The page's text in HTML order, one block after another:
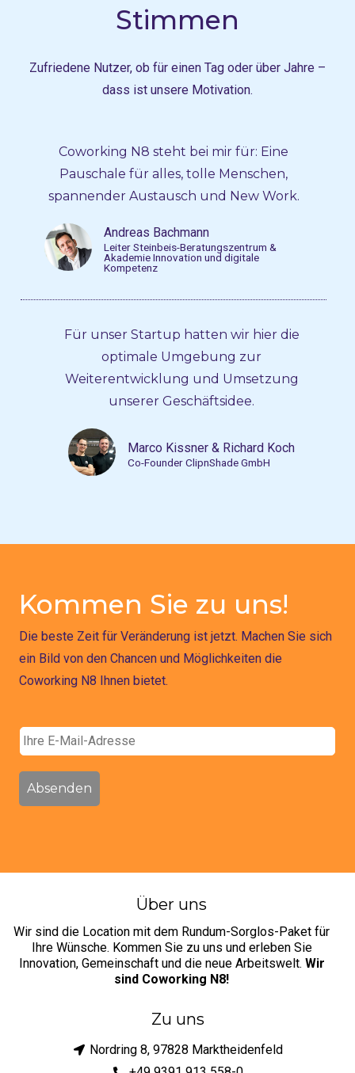
Stimmen
Zufriedene Nutzer, ob für einen Tag oder über Jahre –
dass ist unsere Motivation.
Coworking N8 steht bei mir für: Eine
Pauschale für alles, tolle Menschen,
spannender Austausch und New Work.
Andreas Bachmann
Leiter Steinbeis-Beratungszentrum &
Akademie Innovation und digitale
Kompetenz
Für unser Startup hatten wir hier die
optimale Umgebung zur
Weiterentwicklung und Umsetzung
unserer Geschäftsidee.
Marco Kissner & Richard Koch
Co-Founder ClipnShade GmbH
Kommen Sie zu uns!
Die beste Zeit für Veränderung ist jetzt. Machen Sie sich
ein Bild von den Chancen und Möglichkeiten die
Coworking N8 Ihnen bietet.
E
m
Absenden
Über uns
Wir sind die Location mit dem Rundum-Sorglos-Paket für
Ihre Wünsche. Kommen Sie zu uns und erleben Sie
Innovation, Gemeinschaft und die neue Arbeitswelt. Wir
sind Coworking N8!
Zu uns
Nordring 8, 97828 Marktheidenfeld